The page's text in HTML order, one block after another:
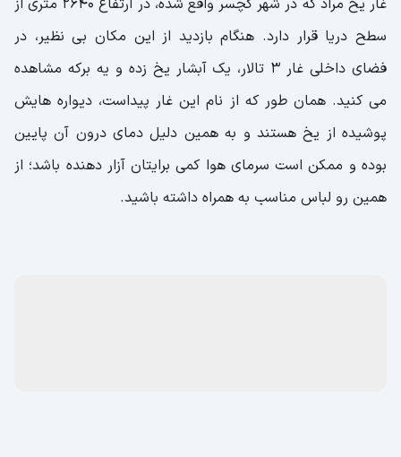
غار یخ مراد که در شهر گچسر واقع شده، در ارتفاع 2640 متری از
سطح دریا قرار دارد. هنگام بازدید از این مکان بی نظیر، در
فضای داخلی غار 3 تالار، یک آبشار یخ زده و یه برکه مشاهده
می کنید. همان طور که از نام این غار پیداست، دیواره هایش
پوشیده از یخ هستند و به همین دلیل دمای درون آن پایین
بوده و ممکن است سرمای هوا کمی برایتان آزار دهنده باشد؛ از
همین رو لباس مناسب به همراه داشته باشید.